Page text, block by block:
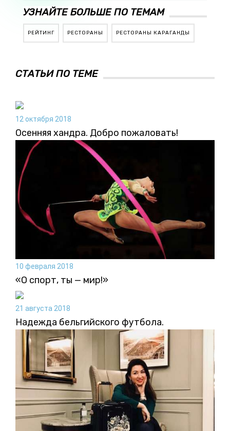
УЗНАЙТЕ БОЛЬШЕ ПО ТЕМАМ
РЕЙТИНГ РЕСТОРАНЫ РЕСТОРАНЫ КАРАГАНДЫ
СТАТЬИ ПО ТЕМЕ
12 октября 2018
Осенняя хандра. Добро пожаловать!
10 февраля 2018
«О спорт, ты — мир!»
21 августа 2018
Надежда бельгийского футбола.